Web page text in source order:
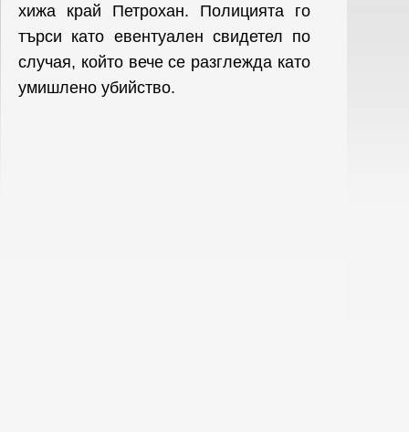
хижа край Петрохан. Полицията го
търси като евентуален свидетел по
случая, който вече се разглежда като
умишлено убийство.